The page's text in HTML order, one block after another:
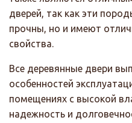
дверей, так как эти
прочны, но и имеют
свойства.
Все деревянные двери
особенностей
помещениях с высокой
надежность и